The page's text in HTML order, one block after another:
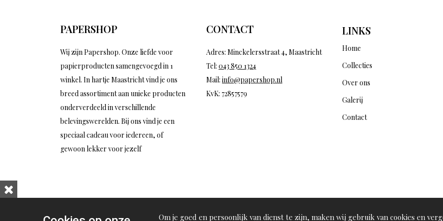
PAPERSHOP
Wij zijn Papershop. Onze liefde voor
papierproducten samengevoegd in 1
winkel. In hartje Maastricht vind je ons
breed assortiment aan unieke producten
onderverdeeld in verschillende
belevingswerelden. Bij ons vind je een
speciaal cadeau voor iedereen, of
gewoon lekker voor jezelf
CONTACT
Adres: Minckelersstraat 4, Maastricht
Tel: 043 850 1324
Mail: info@papershop.nl
KvK: 72857579
LINKS
Home
Collecties
Over ons
Galerij
Contact
Om je goed en persoonlijk van dienst te zijn, maken wij gebruik van cookies en